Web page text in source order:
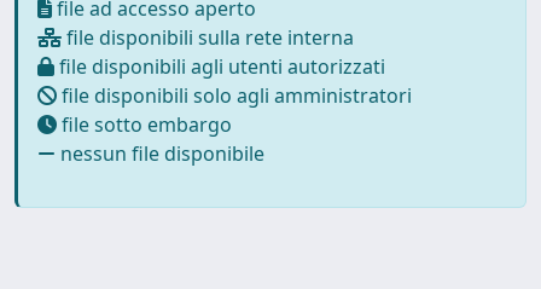
file ad accesso aperto
file disponibili sulla rete interna
file disponibili agli utenti autorizzati
file disponibili solo agli amministratori
file sotto embargo
nessun file disponibile